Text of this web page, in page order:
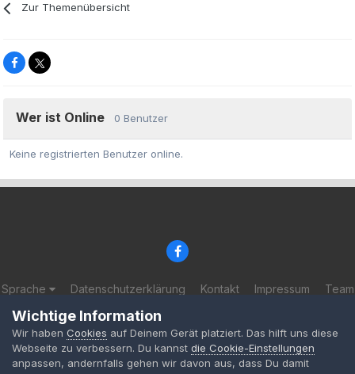
Zur Themenübersicht
Wer ist Online 0 Benutzer
Keine registrierten Benutzer online.
Sprache Datenschutzerklärung Kontakt Impressum Team
© 2002-2025 BF-Games.net
Powered by Invision Community
Wichtige Information
Wir haben Cookies auf Deinem Gerät platziert. Das hilft uns diese
Webseite zu verbessern. Du kannst die Cookie-Einstellungen
anpassen, andernfalls gehen wir davon aus, dass Du damit